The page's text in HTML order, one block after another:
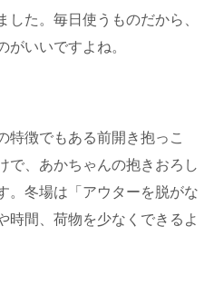
た。毎日使うものだから、
がいいですよね。
特徴でもある前開き抱っこ
で、あかちゃんの抱きおろし
。冬場は「アウターを脱がな
時間、荷物を少なくできるよ